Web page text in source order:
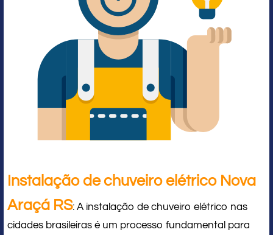
Instalação de chuveiro elétrico Nova
Araçá RS: A instalação de chuveiro elétrico nas
cidades brasileiras é um processo fundamental para